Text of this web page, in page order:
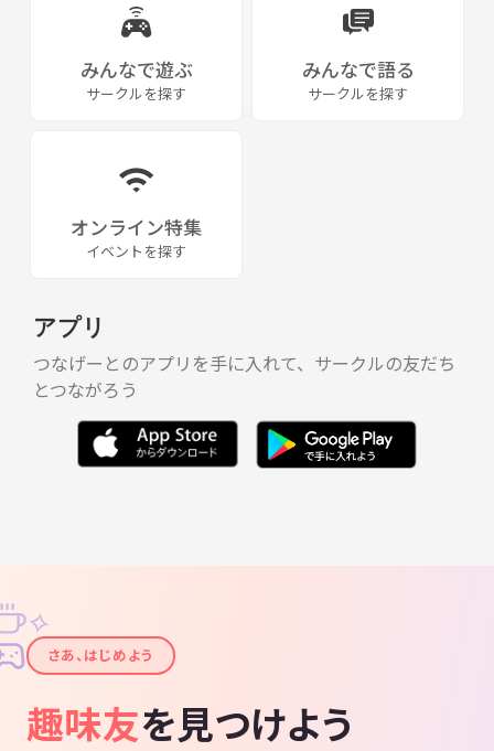
みんなで遊ぶ
サークルを探す
みんなで語る
サークルを探す
オンライン特集
イベントを探す
アプリ
つなげーとのアプリを手に入れて、サークルの友だち
とつながろう
✦
✧
さあ、はじめよう
趣味友を見つけよう